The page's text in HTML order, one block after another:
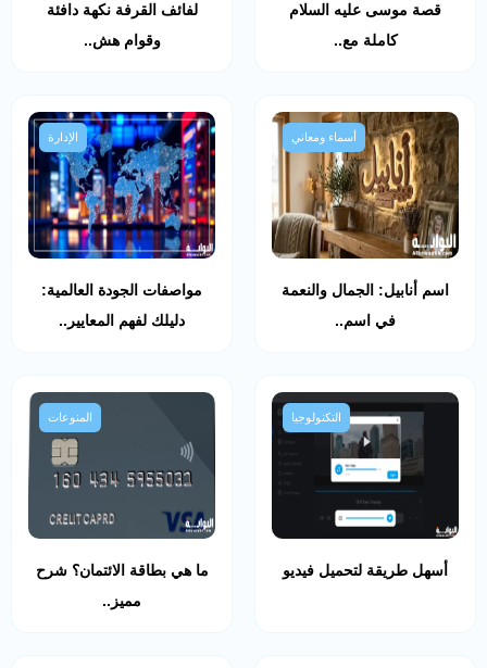
قصة موسى عليه السلام
كاملة مع..
لفائف القرفة نكهة دافئة
وقوام هش..
أسماء ومعاني
اسم أنابيل: الجمال والنعمة
في اسم..
الإدارة
مواصفات الجودة العالمية:
دليلك لفهم المعايير..
التكنولوجيا
أسهل طريقة لتحميل فيديو
المنوعات
ما هي بطاقة الائتمان؟ شرح
مميز..